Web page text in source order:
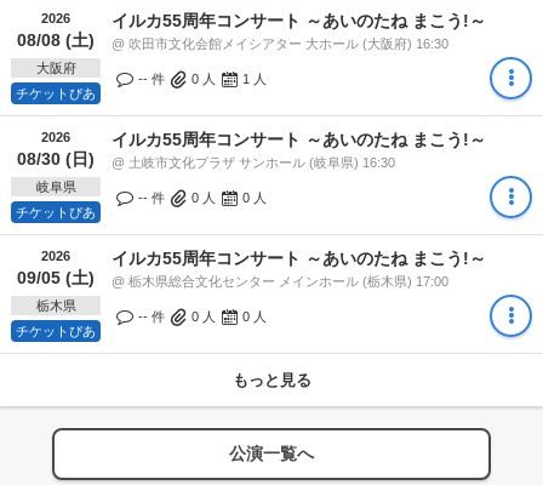
2026
08/08 (土)
大阪府
チケットぴあ
イルカ55周年コンサート ～あいのたね まこう!～
@ 吹田市文化会館メイシアター 大ホール (大阪府) 16:30
-- 件 0 人 1 人
2026
08/30 (日)
岐阜県
チケットぴあ
イルカ55周年コンサート ～あいのたね まこう!～
@ 土岐市文化プラザ サンホール (岐阜県) 16:30
-- 件 0 人 0 人
2026
09/05 (土)
栃木県
チケットぴあ
イルカ55周年コンサート ～あいのたね まこう!～
@ 栃木県総合文化センター メインホール (栃木県) 17:00
-- 件 0 人 0 人
もっと見る
公演一覧へ